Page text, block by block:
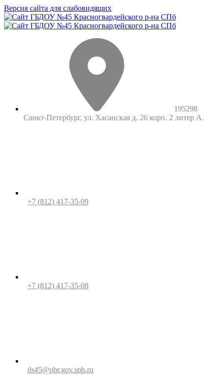
Версия сайта для слабовидящих
195298
Санкт-Петербург, ул. Хасанская д. 26 корп. 2 литер А.
+7 (812) 417-35-09
+7 (812) 417-35-08
ds45@obr.gov.spb.ru